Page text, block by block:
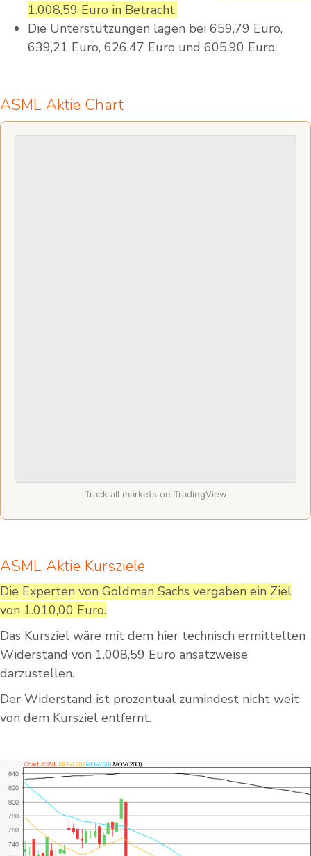
1.008,59 Euro in Betracht.
Die Unterstützungen lägen bei 659,79 Euro,
639,21 Euro, 626,47 Euro und 605,90 Euro.
ASML Aktie Chart
Track all markets on TradingView
ASML Aktie Kursziele
Die Experten von Goldman Sachs vergaben ein Ziel
von 1.010,00 Euro.
Das Kursziel wäre mit dem hier technisch ermittelten
Widerstand von 1.008,59 Euro ansatzweise
darzustellen.
Der Widerstand ist prozentual zumindest nicht weit
von dem Kursziel entfernt.